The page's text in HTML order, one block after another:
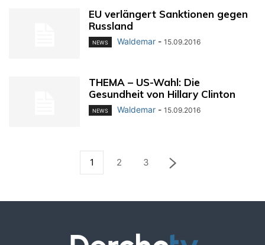
EU verlängert Sanktionen gegen
Russland
NEWS Waldemar - 15.09.2016
THEMA – US-Wahl: Die
Gesundheit von Hillary Clinton
NEWS Waldemar - 15.09.2016
1 2 3